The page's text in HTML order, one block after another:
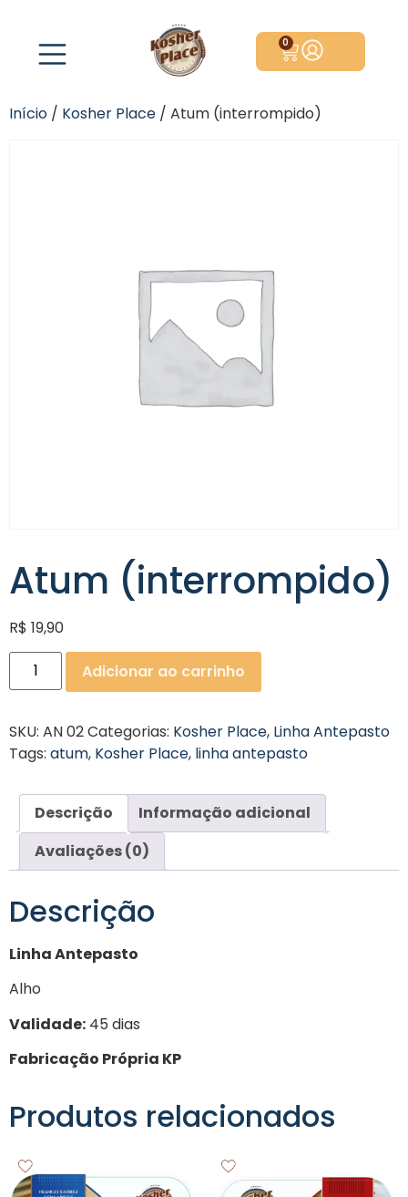
0
Início / Kosher Place / Atum (interrompido)
Atum (interrompido)
R$ 19,90
Adicionar ao carrinho
SKU: AN 02Categorias: Kosher Place, Linha Antepasto
Tags: atum, Kosher Place, linha antepasto
Descrição
Informação adicional
Avaliações (0)
Descrição
Linha Antepasto
Alho
Validade: 45 dias
Fabricação Própria KP
Produtos relacionados